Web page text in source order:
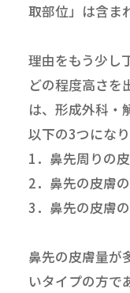
取部位」は含ま
理由をもう少し
どの程度高さを
は、形成外科・
以下の3つになり
1．鼻先周りの
2．鼻先の皮膚
3．鼻先の皮膚
鼻先の皮膚量が
いタイプの方で